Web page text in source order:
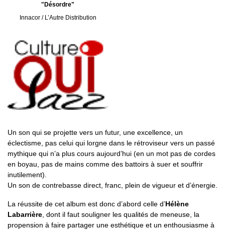
"Désordre"
Innacor / L’Autre Distribution
Un son qui se projette vers un futur, une excellence, un
éclectisme, pas celui qui lorgne dans le rétroviseur vers un passé
mythique qui n’a plus cours aujourd’hui (en un mot pas de cordes
en boyau, pas de mains comme des battoirs à suer et souffrir
inutilement).
Un son de contrebasse direct, franc, plein de vigueur et d’énergie.
La réussite de cet album est donc d’abord celle d’Hélène
Labarrière, dont il faut souligner les qualités de meneuse, la
propension à faire partager une esthétique et un enthousiasme à